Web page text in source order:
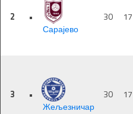
2
•
Сарајево
30 17
3
•
Жељезничар
30 17